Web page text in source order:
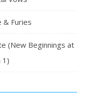
& Furies
(New Beginnings at
1)